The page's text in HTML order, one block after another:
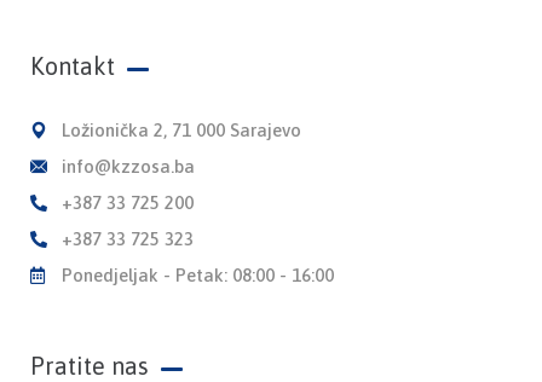
Kontakt
Ložionička 2, 71 000 Sarajevo
info@kzzosa.ba
+387 33 725 200
+387 33 725 323
Ponedjeljak - Petak: 08:00 - 16:00
Pratite nas